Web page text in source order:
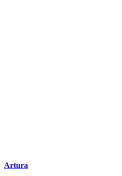
Artura